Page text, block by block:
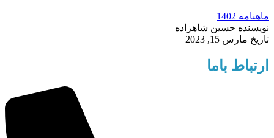
ماهنامه 1402
نویسنده حسین شاهزاده
تاریخ مارس 15, 2023
ارتباط باما